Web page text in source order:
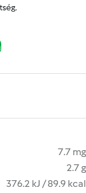
7.7 mg
2.7 g
376.2 kJ / 89.9 kcal